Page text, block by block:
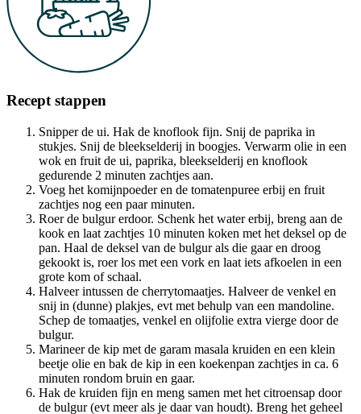
Recept stappen
Snipper de ui. Hak de knoflook fijn. Snij de paprika in
stukjes. Snij de bleekselderij in boogjes. Verwarm olie in een
wok en fruit de ui, paprika, bleekselderij en knoflook
gedurende 2 minuten zachtjes aan.
Voeg het komijnpoeder en de tomatenpuree erbij en fruit
zachtjes nog een paar minuten.
Roer de bulgur erdoor. Schenk het water erbij, breng aan de
kook en laat zachtjes 10 minuten koken met het deksel op de
pan. Haal de deksel van de bulgur als die gaar en droog
gekookt is, roer los met een vork en laat iets afkoelen in een
grote kom of schaal.
Halveer intussen de cherrytomaatjes. Halveer de venkel en
snij in (dunne) plakjes, evt met behulp van een mandoline.
Schep de tomaatjes, venkel en olijfolie extra vierge door de
bulgur.
Marineer de kip met de garam masala kruiden en een klein
beetje olie en bak de kip in een koekenpan zachtjes in ca. 6
minuten rondom bruin en gaar.
Hak de kruiden fijn en meng samen met het citroensap door
de bulgur (evt meer als je daar van houdt). Breng het geheel